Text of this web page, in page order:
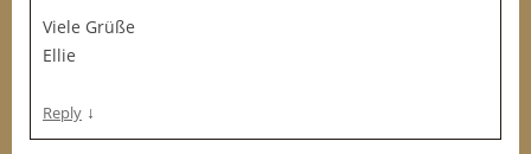
Viele Grüße
Ellie
Reply ↓